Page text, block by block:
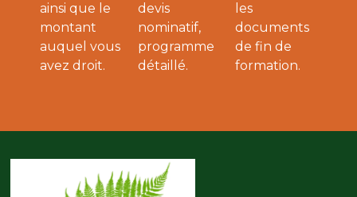
ainsi que le
montant
auquel vous
avez droit.
devis
nominatif,
programme
détaillé.
les
documents
de fin de
formation.